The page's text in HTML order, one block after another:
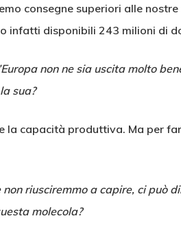
consegne superiori alle
infatti disponibili 243 milioni di
non ne sia uscita molto
sua?
la capacità produttiva. Ma per
riusciremmo a capire, ci può
molecola?